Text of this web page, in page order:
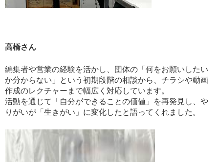
高橋さん
編集者や営業の経験を活かし、団体の「何をお願いしたい
か分からない」という初期段階の相談から、チラシや動画
作成のレクチャーまで幅広く対応しています。
活動を通じて「自分ができることの価値」を再発見し、や
りがいが「生きがい」に変化したと語ってくれました。